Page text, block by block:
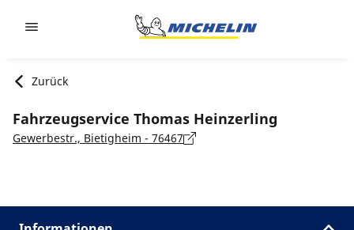
Zurück
Fahrzeugservice Thomas Heinzerling
Gewerbestr., Bietigheim - 76467